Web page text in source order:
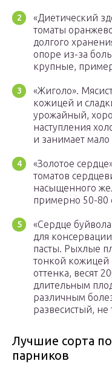
«Диетический
томаты
долгого
опоре из-за
крупные,
«Жиголо».
кожицей и
урожайный,
наступления
и занимает мало
«Золотое
томатов
насыщенного
примерно 50-80
«Сердце
для
пасты. Рыхлые
тонкой кожицей
оттенка, весят
длительным
различным
развесистый,
Лучшие сорта
парников